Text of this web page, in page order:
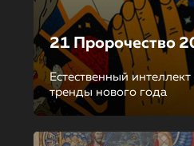
21 Пророчество
Естественный
тренды нового года